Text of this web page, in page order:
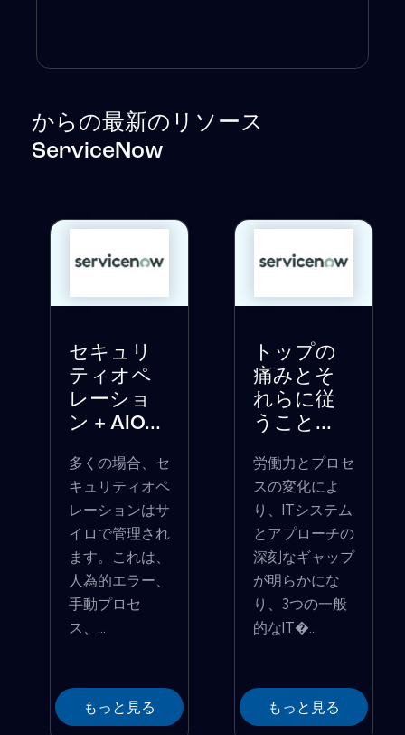
からの最新のリソース
ServiceNow
セキュリ
ティオペ
レーショ
ン + AIO...
多くの場合、セ
キュリティオペ
レーションはサ
イロで管理され
ます。これは、
人為的エラー、
手動プロセ
ス、...
もっと見る
トップの
痛みとそ
れらに従
うこと...
労働力とプロセ
スの変化によ
り、ITシステム
とアプローチの
深刻なギャップ
が明らかにな
り、3つの一般
的なIT�...
もっと見る